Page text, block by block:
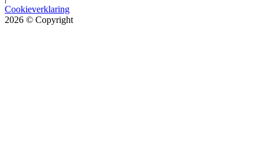
Cookieverklaring
2026 © Copyright